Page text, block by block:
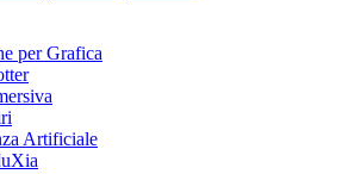
per Grafica
Artificiale